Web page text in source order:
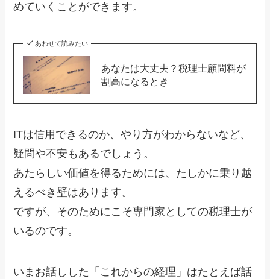
めていくことができます。
あわせて読みたい
あなたは大丈夫？税理士顧問料が
割高になるとき
ITは信用できるのか、やり方がわからないなど、
疑問や不安もあるでしょう。
あたらしい価値を得るためには、たしかに乗り越
えるべき壁はあります。
ですが、そのためにこそ専門家としての税理士が
いるのです。
いまお話しした「これからの経理」はたとえば話